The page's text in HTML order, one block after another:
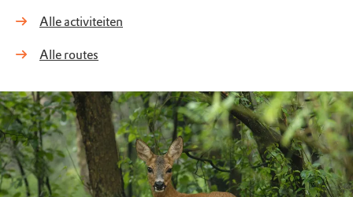
Alle activiteiten
Alle routes